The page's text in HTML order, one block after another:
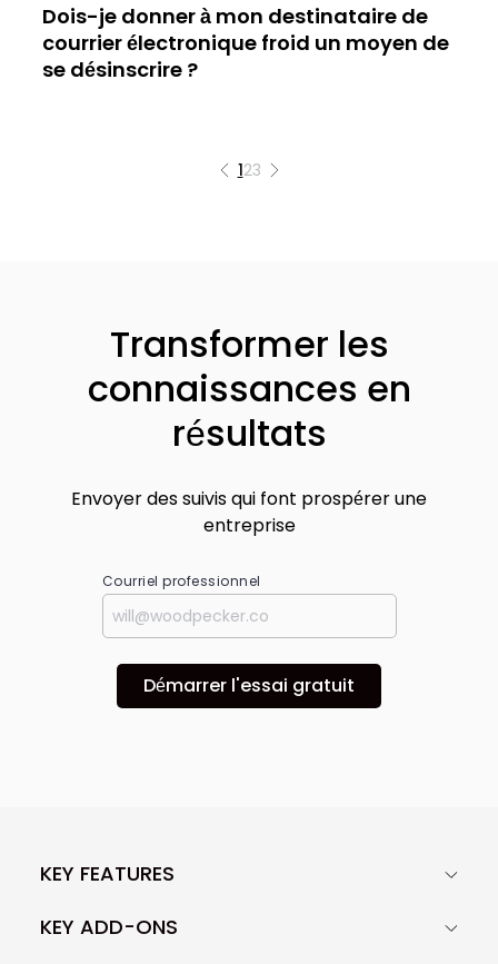
Dois-je donner à mon destinataire de
courrier électronique froid un moyen de
se désinscrire ?
123
Transformer les
connaissances en
résultats
Envoyer des suivis qui font prospérer une
entreprise
Courriel professionnel
Démarrer l'essai gratuit
KEY FEATURES
KEY ADD-ONS